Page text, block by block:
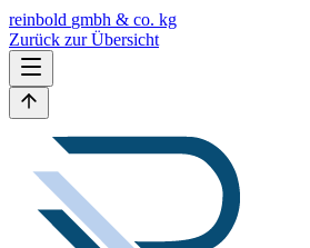
reinbold gmbh & co. kg
Zurück zur Übersicht